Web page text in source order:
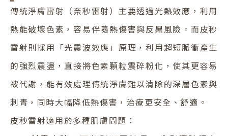
傳統淨膚雷射（奈秒雷射）主要透過光熱效應，利用
熱能破壞色素，容易伴隨熱傷害與反黑風險。而皮秒
雷射則採用「光震波效應」原理，利用超短脈衝產生
的強烈震盪，直接將色素顆粒震碎粉化，使其更容易
被代謝，能有效處理傳統淨膚難以清除的深層色素與
刺青，同時大幅降低熱傷害，治療更安全、舒適。
皮秒雷射適用於多種肌膚問題：